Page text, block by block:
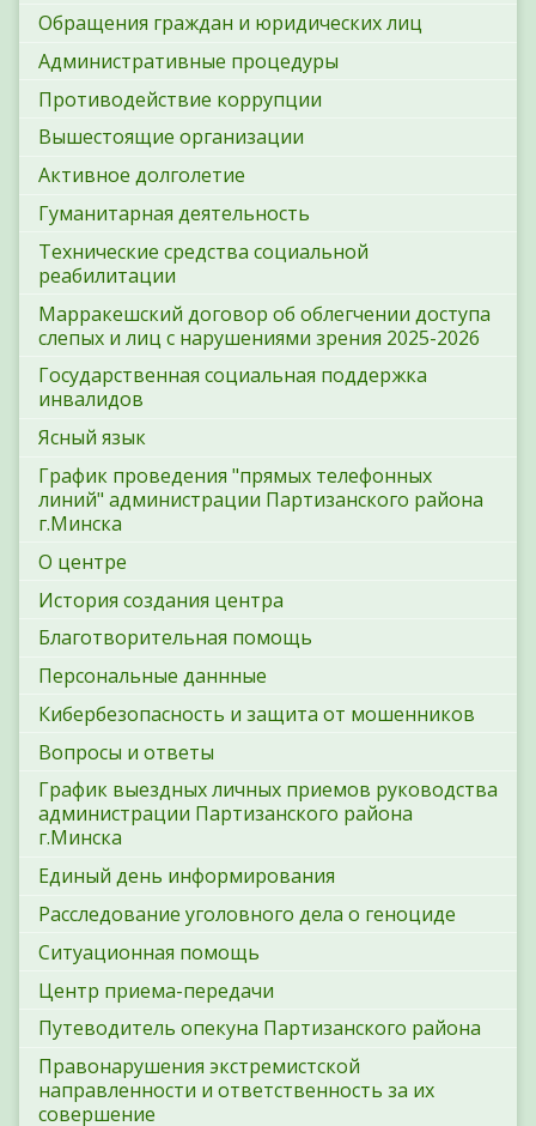
Обращения граждан и юридических лиц
Административные процедуры
Противодействие коррупции
Вышестоящие организации
Активное долголетие
Гуманитарная деятельность
Технические средства социальной
реабилитации
Марракешский договор об облегчении доступа
слепых и лиц с нарушениями зрения 2025-2026
Государственная социальная поддержка
инвалидов
Ясный язык
График проведения "прямых телефонных
линий" администрации Партизанского района
г.Минска
О центре
История создания центра
Благотворительная помощь
Персональные даннные
Кибербезопасность и защита от мошенников
Вопросы и ответы
График выездных личных приемов руководства
администрации Партизанского района
г.Минска
Единый день информирования
Расследование уголовного дела о геноциде
Ситуационная помощь
Центр приема-передачи
Путеводитель опекуна Партизанского района
Правонарушения экстремистской
направленности и ответственность за их
совершение